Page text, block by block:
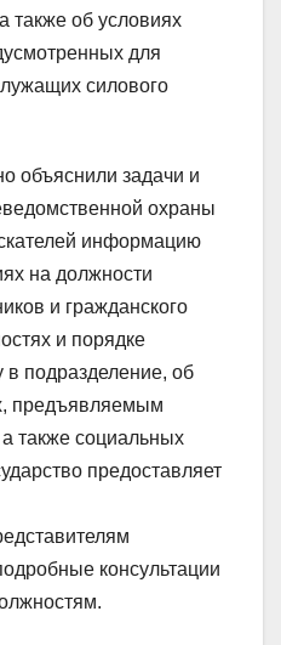
также об условиях
для
силового
объяснили задачи и
охраны
информацию
на должности
и гражданского
и порядке
в подразделение, об
предъявляемым
также социальных
предоставляет
консультации